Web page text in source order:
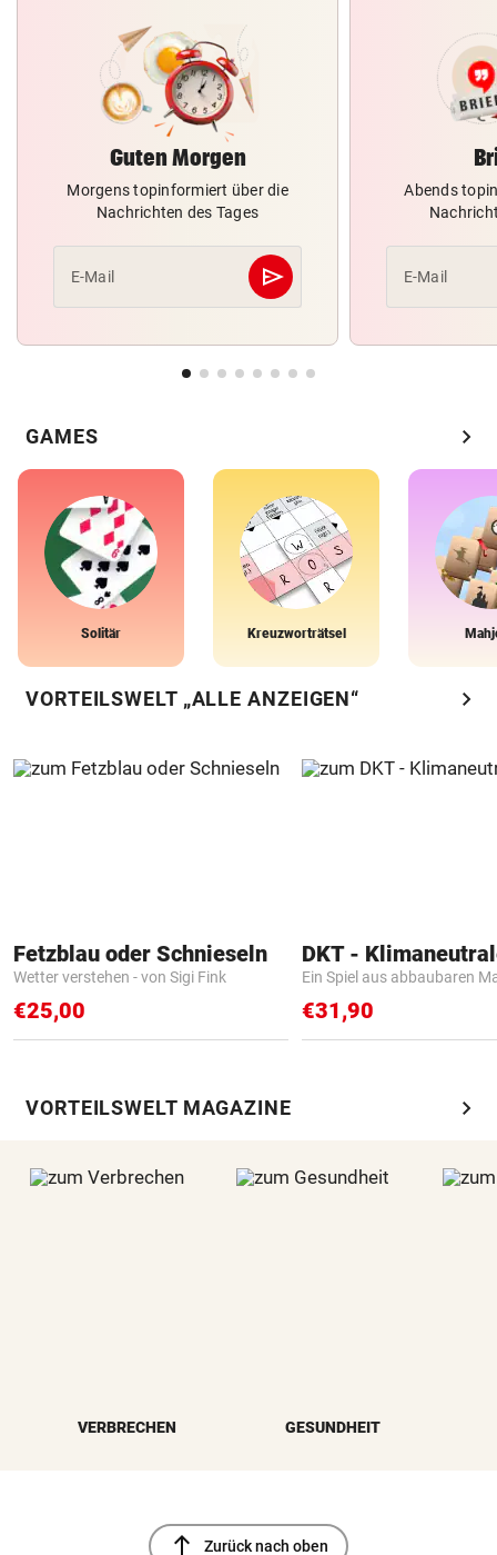
Guten Morgen
Morgens topinformiert über die
Nachrichten des Tages
E-Mail send
Abschicken
Abends
E-Mail
GAMES chevron_right
Solitär Kreuzworträtsel
VORTEILSWELT „ALLE ANZEIGEN“ chevron_right
Fetzblau oder Schnieseln
Wetter verstehen - von Sigi Fink
€25,00
Ein Spiel aus abbaubaren
€31,90
VORTEILSWELT MAGAZINE chevron_right
VERBRECHEN GESUNDHEIT
north Zurück nach oben